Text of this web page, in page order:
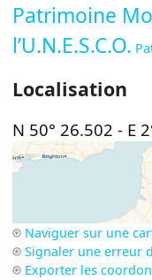
Patrimoine
l’U.N.E.S.C.O.
Localisation
N 50° 26.502 - E
Naviguer sur une
Signaler une erreur
Exporter les